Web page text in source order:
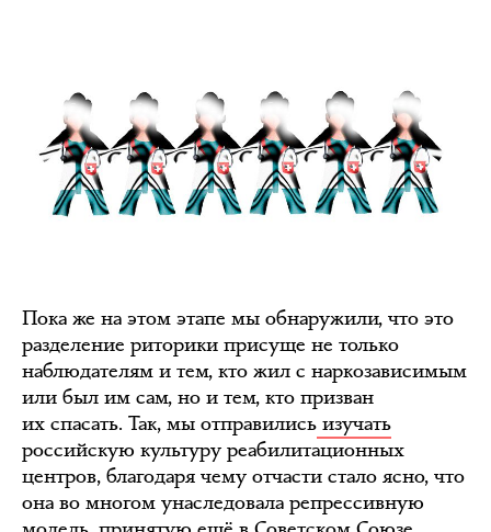
Пока же на этом этапе мы обнаружили, что это
разделение риторики присуще не только
наблюдателям и тем, кто жил с наркозависимым
или был им сам, но и тем, кто призван
их спасать. Так, мы отправились изучать
российскую культуру реабилитационных
центров, благодаря чему отчасти стало ясно, что
она во многом унаследовала репрессивную